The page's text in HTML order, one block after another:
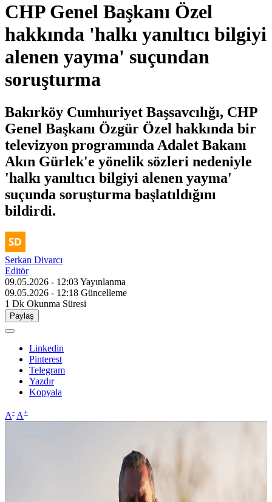
CHP Genel Başkanı Özel
hakkında 'halkı yanıltıcı bilgiyi
alenen yayma' suçundan
soruşturma
Bakırköy Cumhuriyet Başsavcılığı, CHP
Genel Başkanı Özgür Özel hakkında bir
televizyon programında Adalet Bakanı
Akın Gürlek'e yönelik sözleri nedeniyle
'halkı yanıltıcı bilgiyi alenen yayma'
suçunda soruşturma başlatıldığını
bildirdi.
Serkan Divarcı
Editör
09.05.2026 - 12:03Yayınlanma
09.05.2026 - 12:18 Güncelleme
1 Dk Okunma Süresi
Paylaş
Linkedin
Pinterest
Telegram
Yazdır
Kopyala
A- A+